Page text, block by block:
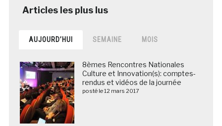
AUJOURD’HUI SEMAINE MOIS
8èmes Rencontres Nationales
Culture et Innovation(s): comptes-
rendus et vidéos de la journée
posté le 12 mars 2017